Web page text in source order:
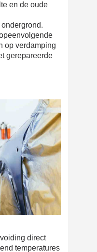
en de oude
op verdamping
gerepareerde
direct
temperatures